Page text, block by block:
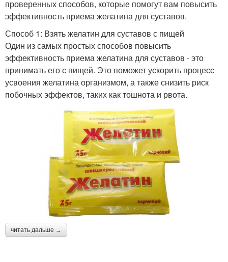
проверенных способов, которые помогут вам повысить
эффективность приема желатина для суставов.
Способ 1: Взять желатин для суставов с пищей
Один из самых простых способов повысить
эффективность приема желатина для суставов - это
принимать его с пищей. Это поможет ускорить процесс
усвоения желатина организмом, а также снизить риск
побочных эффектов, таких как тошнота и рвота.
читать дальше →